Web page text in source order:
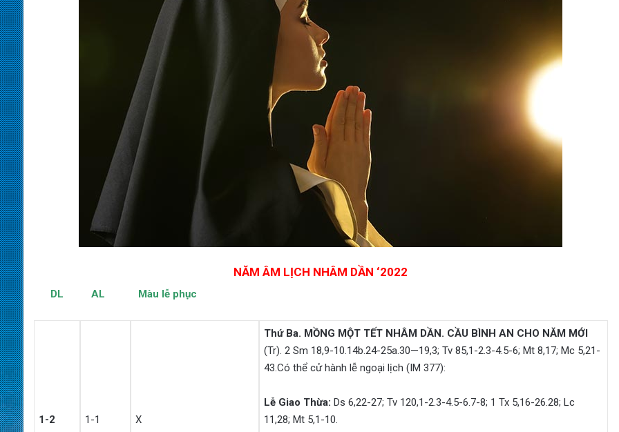
NĂM ÂM LỊCH NHÂM DẦN ‘2022
DL AL Màu lễ phục
1-2 1-1 X
Thứ Ba. MỒNG MỘT TẾT NHÂM DẦN. CẦU BÌNH AN CHO NĂM MỚI
(Tr). 2 Sm 18,9-10.14b.24-25a.30—19,3; Tv 85,1-2.3-4.5-6; Mt 8,17; Mc 5,21-
43.Có thể cử hành lễ ngoại lịch (IM 377):
Lễ Giao Thừa: Ds 6,22-27; Tv 120,1-2.3-4.5-6.7-8; 1 Tx 5,16-26.28; Lc
11,28; Mt 5,1-10.